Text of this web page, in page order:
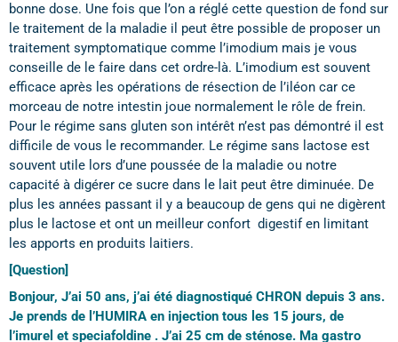
bonne dose. Une fois que l’on a réglé cette question de fond sur
le traitement de la maladie il peut être possible de proposer un
traitement symptomatique comme l’imodium mais je vous
conseille de le faire dans cet ordre-là. L’imodium est souvent
efficace après les opérations de résection de l’iléon car ce
morceau de notre intestin joue normalement le rôle de frein.
Pour le régime sans gluten son intérêt n’est pas démontré il est
difficile de vous le recommander. Le régime sans lactose est
souvent utile lors d’une poussée de la maladie ou notre
capacité à digérer ce sucre dans le lait peut être diminuée. De
plus les années passant il y a beaucoup de gens qui ne digèrent
plus le lactose et ont un meilleur confort digestif en limitant
les apports en produits laitiers.
[Question]
Bonjour, J’ai 50 ans, j’ai été diagnostiqué CHRON depuis 3 ans.
Je prends de l’HUMIRA en injection tous les 15 jours, de
l’imurel et speciafoldine . J’ai 25 cm de sténose. Ma gastro